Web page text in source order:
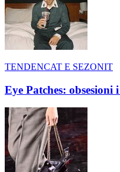
TENDENCAT E SEZONIT
Eye Patches: